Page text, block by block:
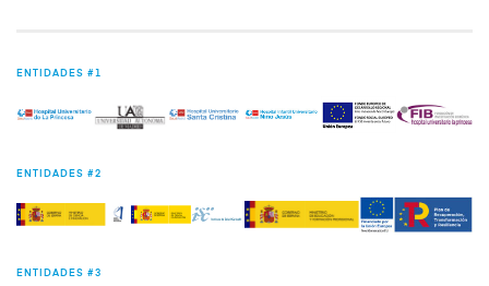
ENTIDADES #1
ENTIDADES #2
ENTIDADES #3